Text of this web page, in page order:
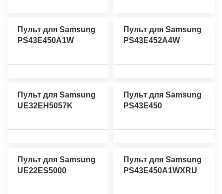
Пульт для Samsung
PS43E450A1W
Пульт для Samsung
PS43E452A4W
Пульт для Samsung
UE32EH5057K
Пульт для Samsung
PS43E450
Пульт для Samsung
UE22ES5000
Пульт для Samsung
PS43E450A1WXRU